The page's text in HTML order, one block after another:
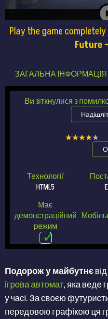
Play the game
Future
ЗАГАЛЬНА ІНФОРМАЦІЯ
Ви зіткнулися з
★★★★★
★★★★★
Технології
HTML5
Має
демонстраційний
режим
Подорож у майбутнєвід
ігрова автомат, яка веде
у часі. За своєю
передовою графікою ця